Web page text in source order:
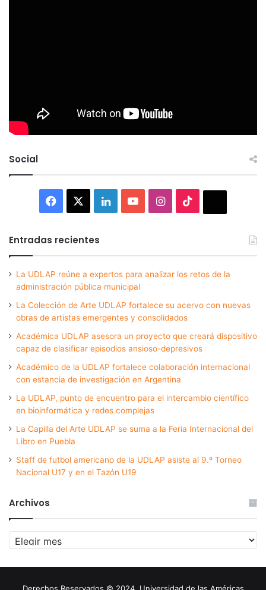
Social
Facebook LinkedInYouTubeInstagram
Entradas recientes
La UDLAP reúne a expertos para analizar los retos de la
administración pública municipal
La Colección de Arte UDLAP fortalece su acervo con nuevas
obras de artistas emergentes y consolidados
Académica UDLAP asesora un proyecto que creará dispositivo
capaz de clasificar episodios ansioso-depresivos
Académico de la UDLAP fortalece colaboración internacional
con estancia de investigación en Argentina
La UDLAP, punto de encuentro para el intercambio científico
en bioinformática y redes complejas
La Capilla del Arte UDLAP se suma a la Feria Internacional del
Libro en Puebla
Staff de futbol americano de la UDLAP asiste al 9.º Torneo
Nacional U17 y en el Tazón U19
Archivos
Archivos